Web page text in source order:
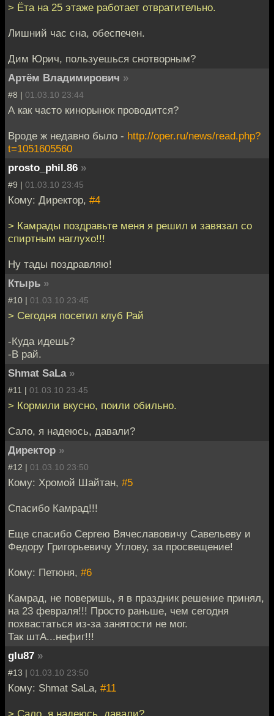
> Ёта на 25 этаже работает отвратительно.
Лишний час сна, обеспечен.
Дим Юрич, пользуешься снотворным?
Артём Владимирович »
#8 | 01.03.10 23:44
А как часто кинорынок проводится?
Вроде ж недавно было - http://oper.ru/news/read.php?
t=1051605560
prosto_phil.86 »
#9 | 01.03.10 23:45
Кому: Директор, #4
> Камрады поздравьте меня я решил и завязал со
спиртным наглухо!!!
Ну тады поздравляю!
Ктырь »
#10 | 01.03.10 23:45
> Сегодня посетил клуб Рай
-Куда идешь?
-В рай.
Shmat SaLa »
#11 | 01.03.10 23:45
> Кормили вкусно, поили обильно.
Сало, я надеюсь, давали?
Директор »
#12 | 01.03.10 23:50
Кому: Хромой Шайтан, #5
Спасибо Камрад!!!
Еще спасибо Сергею Вячеславовичу Савельеву и
Федору Григорьевичу Углову, за просвещение!
Кому: Петюня, #6
Камрад, не поверишь, я в праздник решение принял,
на 23 февраля!!! Просто раньше, чем сегодня
похвастаться из-за занятости не мог.
Так штА...нефиг!!!
glu87 »
#13 | 01.03.10 23:50
Кому: Shmat SaLa, #11